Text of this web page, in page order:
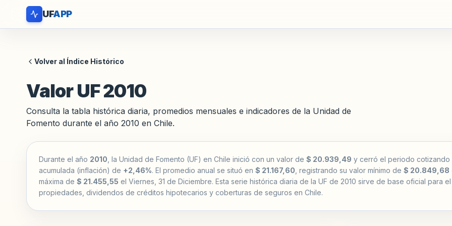
UFAPP
Volver al Índice Histórico
Valor UF 2010
Consulta la tabla histórica diaria, promedios mensuales e indicadores de la Unidad de
Fomento durante el año 2010 en Chile.
Durante el año 2010 , la Unidad de Fomento (UF) en Chile inició con un valor de $ 20.939,49 y cerró el periodo
acumulada (inflación) de +2,46%. El promedio anual se situó en $ 21.167,60 , registrando su valor mínimo de $ 20.849,68
máxima de $ 21.455,55 el Viernes, 31 de Diciembre. Esta serie histórica diaria de la UF de 2010 sirve de base oficial para
propiedades, dividendos de créditos hipotecarios y coberturas de seguros en Chile.